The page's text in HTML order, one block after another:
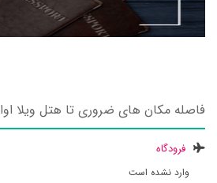
فاصله مکان های ضروری تا هتل ویلا اوا
فرودگاه
وارد نشده است